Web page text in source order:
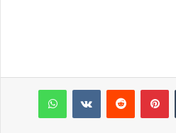
تامبلر پینتریستReddit
VKontakteواتس آپ